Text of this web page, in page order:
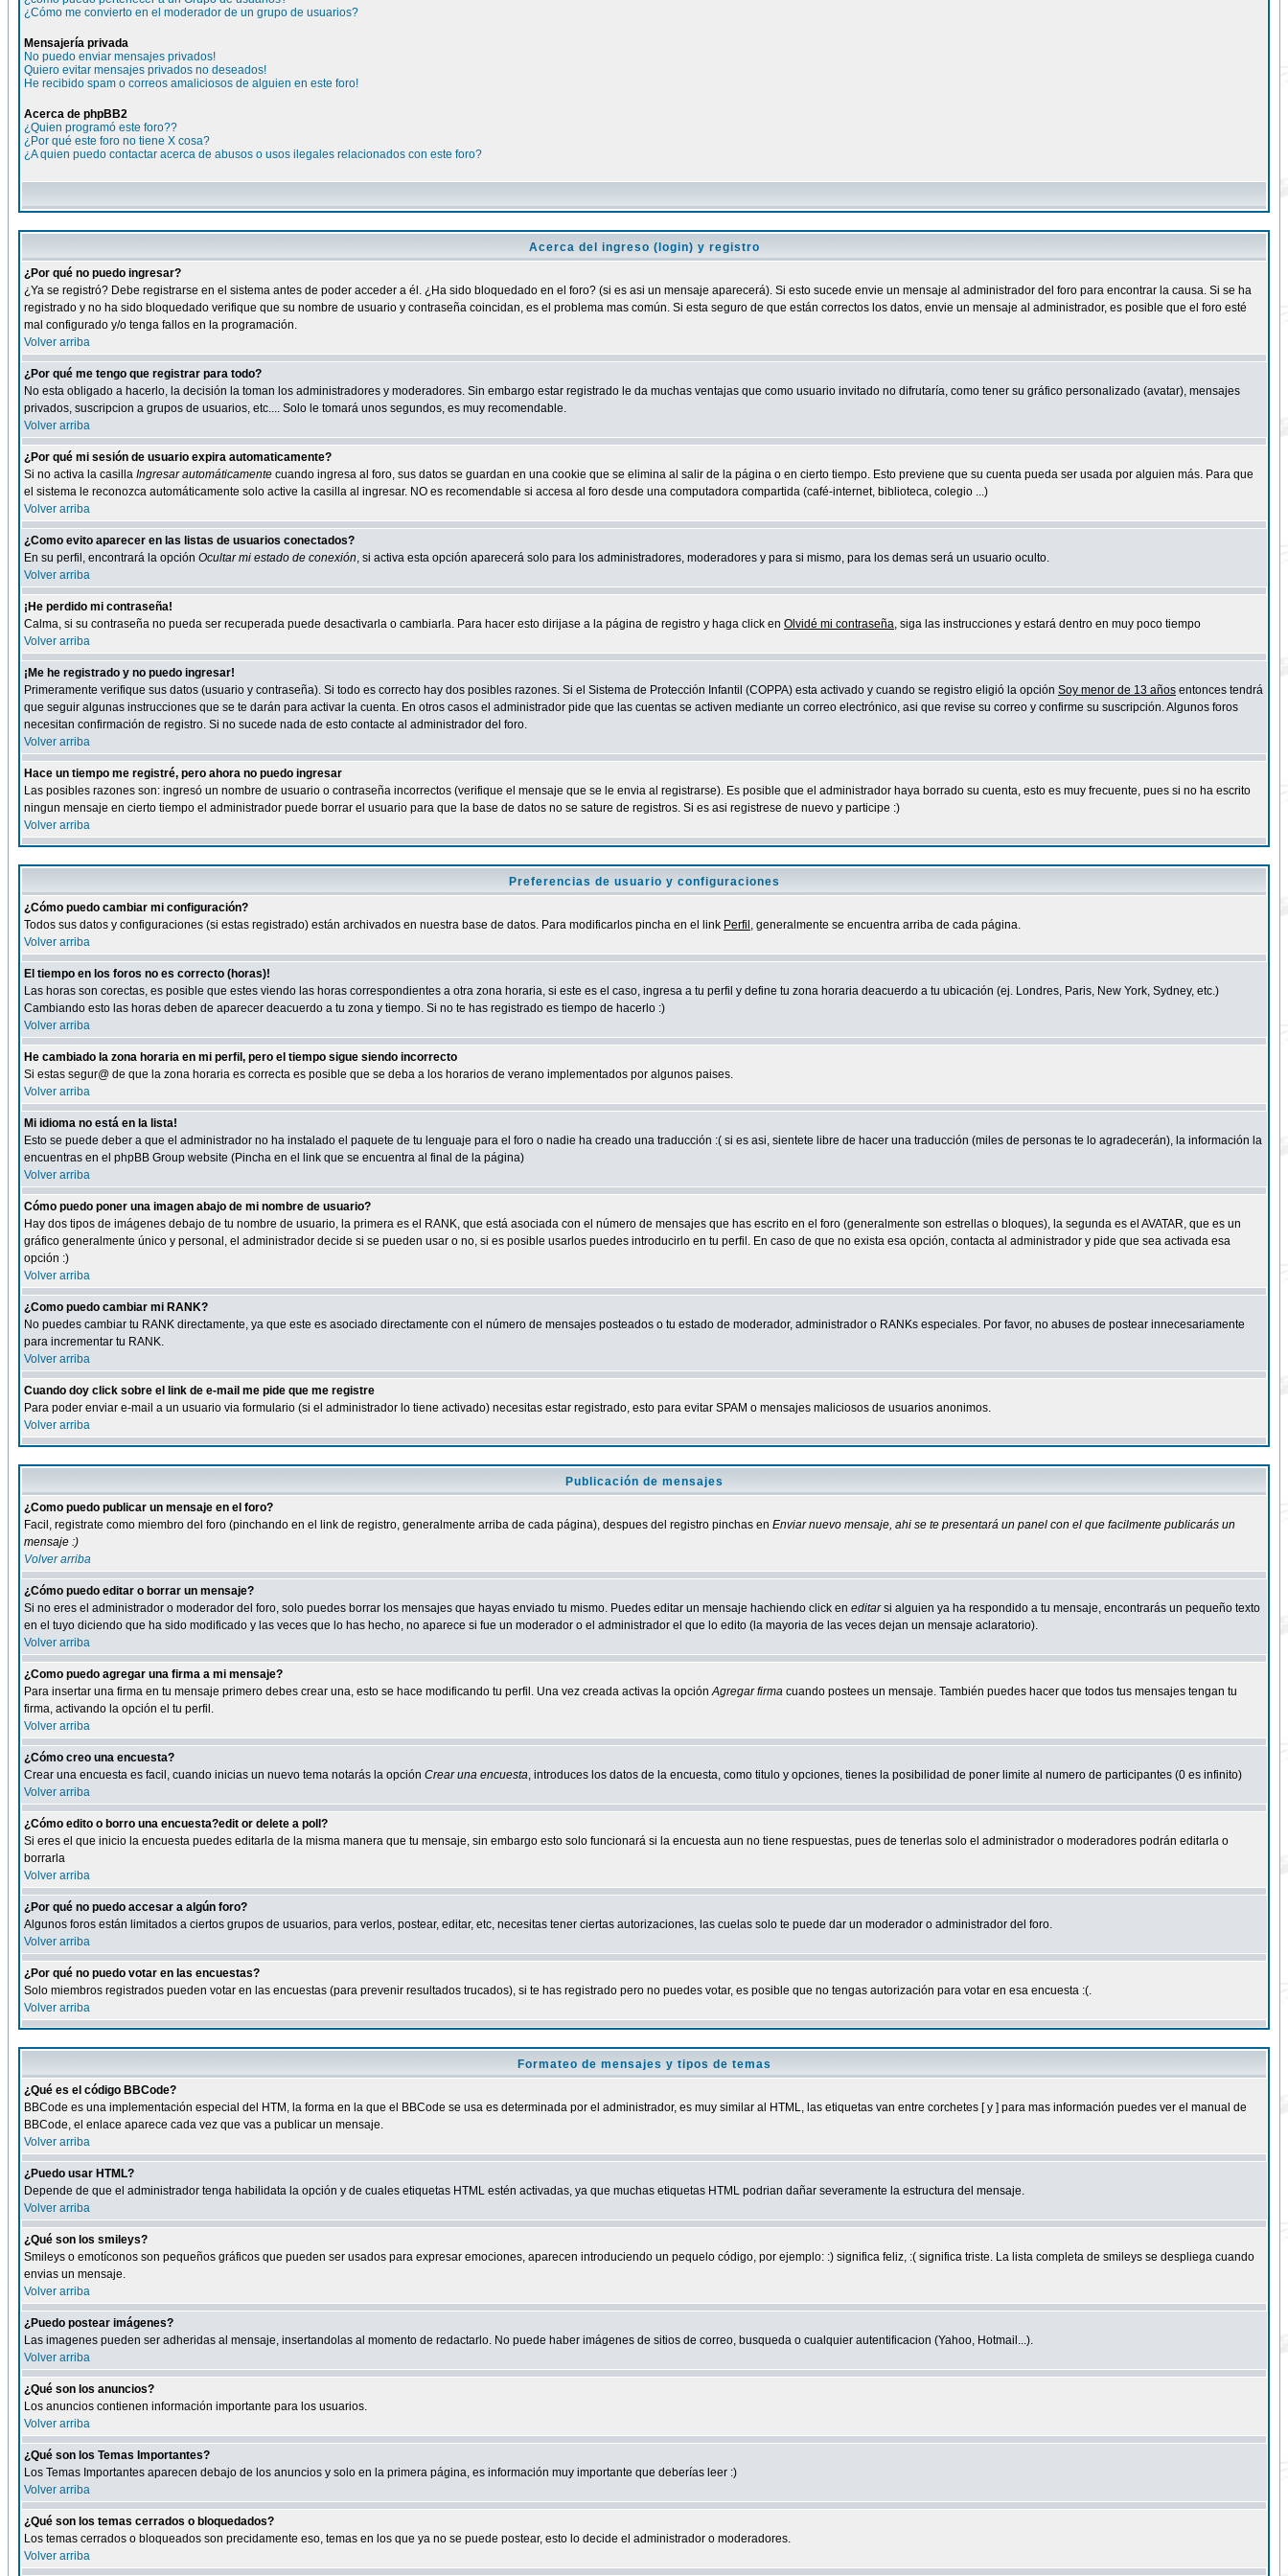
¿Cómo me convierto en el moderador de un grupo de usuarios?
Mensajería privada
No puedo enviar mensajes privados!
Quiero evitar mensajes privados no deseados!
He recibido spam o correos amaliciosos de alguien en este foro!
Acerca de phpBB2
¿Quien programó este foro??
¿Por qué este foro no tiene X cosa?
¿A quien puedo contactar acerca de abusos o usos ilegales relacionados con este foro?
Acerca del ingreso (login) y registro
¿Por qué no puedo ingresar?
¿Ya se registró? Debe registrarse en el sistema antes de poder acceder a él. ¿Ha sido bloquedado en el foro? (si es asi un mensaje aparecerá). Si esto sucede envie un mensaje al administrador del foro para encontrar la causa. Si se ha
registrado y no ha sido bloquedado verifique que su nombre de usuario y contraseña coincidan, es el problema mas común. Si esta seguro de que están correctos los datos, envie un mensaje al administrador, es posible que el foro esté
mal configurado y/o tenga fallos en la programación.
Volver arriba
¿Por qué me tengo que registrar para todo?
No esta obligado a hacerlo, la decisión la toman los administradores y moderadores. Sin embargo estar registrado le da muchas ventajas que como usuario invitado no difrutaría, como tener su gráfico personalizado (avatar), mensajes
privados, suscripcion a grupos de usuarios, etc.... Solo le tomará unos segundos, es muy recomendable.
Volver arriba
¿Por qué mi sesión de usuario expira automaticamente?
Si no activa la casilla Ingresar automáticamente cuando ingresa al foro, sus datos se guardan en una cookie que se elimina al salir de la página o en cierto tiempo. Esto previene que su cuenta pueda ser usada por alguien más. Para que
el sistema le reconozca automáticamente solo active la casilla al ingresar. NO es recomendable si accesa al foro desde una computadora compartida (café-internet, biblioteca, colegio ...)
Volver arriba
¿Como evito aparecer en las listas de usuarios conectados?
En su perfil, encontrará la opción Ocultar mi estado de conexión, si activa esta opción aparecerá solo para los administradores, moderadores y para si mismo, para los demas será un usuario oculto.
Volver arriba
¡He perdido mi contraseña!
Calma, si su contraseña no pueda ser recuperada puede desactivarla o cambiarla. Para hacer esto dirijase a la página de registro y haga click en Olvidé mi contraseña, siga las instrucciones y estará dentro en muy poco tiempo
Volver arriba
¡Me he registrado y no puedo ingresar!
Primeramente verifique sus datos (usuario y contraseña). Si todo es correcto hay dos posibles razones. Si el Sistema de Protección Infantil (COPPA) esta activado y cuando se registro eligió la opción Soy menor de 13 años entonces tendrá
que seguir algunas instrucciones que se te darán para activar la cuenta. En otros casos el administrador pide que las cuentas se activen mediante un correo electrónico, asi que revise su correo y confirme su suscripción. Algunos foros
necesitan confirmación de registro. Si no sucede nada de esto contacte al administrador del foro.
Volver arriba
Hace un tiempo me registré, pero ahora no puedo ingresar
Las posibles razones son: ingresó un nombre de usuario o contraseña incorrectos (verifique el mensaje que se le envia al registrarse). Es posible que el administrador haya borrado su cuenta, esto es muy frecuente, pues si no ha escrito
ningun mensaje en cierto tiempo el administrador puede borrar el usuario para que la base de datos no se sature de registros. Si es asi registrese de nuevo y participe :)
Volver arriba
Preferencias de usuario y configuraciones
¿Cómo puedo cambiar mi configuración?
Todos sus datos y configuraciones (si estas registrado) están archivados en nuestra base de datos. Para modificarlos pincha en el link Perfil , generalmente se encuentra arriba de cada página.
Volver arriba
El tiempo en los foros no es correcto (horas)!
Las horas son corectas, es posible que estes viendo las horas correspondientes a otra zona horaria, si este es el caso, ingresa a tu perfil y define tu zona horaria deacuerdo a tu ubicación (ej. Londres, Paris, New York, Sydney, etc.)
Cambiando esto las horas deben de aparecer deacuerdo a tu zona y tiempo. Si no te has registrado es tiempo de hacerlo :)
Volver arriba
He cambiado la zona horaria en mi perfil, pero el tiempo sigue siendo incorrecto
Si estas segur@ de que la zona horaria es correcta es posible que se deba a los horarios de verano implementados por algunos paises.
Volver arriba
Mi idioma no está en la lista!
Esto se puede deber a que el administrador no ha instalado el paquete de tu lenguaje para el foro o nadie ha creado una traducción :( si es asi, sientete libre de hacer una traducción (miles de personas te lo agradecerán), la información la
encuentras en el phpBB Group website (Pincha en el link que se encuentra al final de la página)
Volver arriba
Cómo puedo poner una imagen abajo de mi nombre de usuario?
Hay dos tipos de imágenes debajo de tu nombre de usuario, la primera es el RANK, que está asociada con el número de mensajes que has escrito en el foro (generalmente son estrellas o bloques), la segunda es el AVATAR, que es un
gráfico generalmente único y personal, el administrador decide si se pueden usar o no, si es posible usarlos puedes introducirlo en tu perfil. En caso de que no exista esa opción, contacta al administrador y pide que sea activada esa
opción :)
Volver arriba
¿Como puedo cambiar mi RANK?
No puedes cambiar tu RANK directamente, ya que este es asociado directamente con el número de mensajes posteados o tu estado de moderador, administrador o RANKs especiales. Por favor, no abuses de postear innecesariamente
para incrementar tu RANK.
Volver arriba
Cuando doy click sobre el link de e-mail me pide que me registre
Para poder enviar e-mail a un usuario via formulario (si el administrador lo tiene activado) necesitas estar registrado, esto para evitar SPAM o mensajes maliciosos de usuarios anonimos.
Volver arriba
Publicación de mensajes
¿Como puedo publicar un mensaje en el foro?
Facil, registrate como miembro del foro (pinchando en el link de registro, generalmente arriba de cada página), despues del registro pinchas en Enviar nuevo mensaje, ahi se te presentará un panel con el que facilmente publicarás un
mensaje :)
Volver arriba
¿Cómo puedo editar o borrar un mensaje?
Si no eres el administrador o moderador del foro, solo puedes borrar los mensajes que hayas enviado tu mismo. Puedes editar un mensaje hachiendo click en editarsi alguien ya ha respondido a tu mensaje, encontrarás un pequeño texto
en el tuyo diciendo que ha sido modificado y las veces que lo has hecho, no aparece si fue un moderador o el administrador el que lo edito (la mayoria de las veces dejan un mensaje aclaratorio).
Volver arriba
¿Como puedo agregar una firma a mi mensaje?
Para insertar una firma en tu mensaje primero debes crear una, esto se hace modificando tu perfil. Una vez creada activas la opciónAgregar firma cuando postees un mensaje. También puedes hacer que todos tus mensajes tengan tu
firma, activando la opción el tu perfil.
Volver arriba
¿Cómo creo una encuesta?
Crear una encuesta es facil, cuando inicias un nuevo tema notarás la opción Crear una encuesta, introduces los datos de la encuesta, como titulo y opciones, tienes la posibilidad de poner limite al numero de participantes (0 es infinito)
Volver arriba
¿Cómo edito o borro una encuesta?edit or delete a poll?
Si eres el que inicio la encuesta puedes editarla de la misma manera que tu mensaje, sin embargo esto solo funcionará si la encuesta aun no tiene respuestas, pues de tenerlas solo el administrador o moderadores podrán editarla o
borrarla
Volver arriba
¿Por qué no puedo accesar a algún foro?
Algunos foros están limitados a ciertos grupos de usuarios, para verlos, postear, editar, etc, necesitas tener ciertas autorizaciones, las cuelas solo te puede dar un moderador o administrador del foro.
Volver arriba
¿Por qué no puedo votar en las encuestas?
Solo miembros registrados pueden votar en las encuestas (para prevenir resultados trucados), si te has registrado pero no puedes votar, es posible que no tengas autorización para votar en esa encuesta :(.
Volver arriba
Formateo de mensajes y tipos de temas
¿Qué es el código BBCode?
BBCode es una implementación especial del HTM, la forma en la que el BBCode se usa es determinada por el administrador, es muy similar al HTML, las etiquetas van entre corchetes [ y ] para mas información puedes ver el manual de
BBCode, el enlace aparece cada vez que vas a publicar un mensaje.
Volver arriba
¿Puedo usar HTML?
Depende de que el administrador tenga habilidata la opción y de cuales etiquetas HTML estén activadas, ya que muchas etiquetas HTML podrian dañar severamente la estructura del mensaje.
Volver arriba
¿Qué son los smileys?
Smileys o emotíconos son pequeños gráficos que pueden ser usados para expresar emociones, aparecen introduciendo un pequelo código, por ejemplo: :) significa feliz, :( significa triste. La lista completa de smileys se despliega cuando
envias un mensaje.
Volver arriba
¿Puedo postear imágenes?
Las imagenes pueden ser adheridas al mensaje, insertandolas al momento de redactarlo. No puede haber imágenes de sitios de correo, busqueda o cualquier autentificacion (Yahoo, Hotmail...).
Volver arriba
¿Qué son los anuncios?
Los anuncios contienen información importante para los usuarios.
Volver arriba
¿Qué son los Temas Importantes?
Los Temas Importantes aparecen debajo de los anuncios y solo en la primera página, es información muy importante que deberías leer :)
Volver arriba
¿Qué son los temas cerrados o bloquedados?
Los temas cerrados o bloqueados son precidamente eso, temas en los que ya no se puede postear, esto lo decide el administrador o moderadores.
Volver arriba